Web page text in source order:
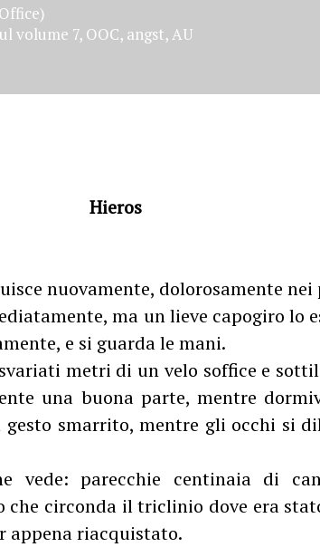
volume 7, OOC, angst, AU
Hieros
nuovamente, dolorosamente
ma un lieve capogiro lo
e si guarda le mani.
metri di un velo soffice e
una buona parte, mentre
gesto smarrito, mentre gli occhi si
vede: parecchie centinaia di
circonda il triclinio dove era
appena riacquistato.